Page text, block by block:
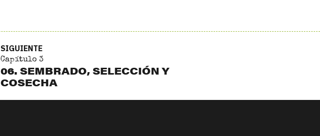
SIGUIENTE
Capítulo 3
06. SEMBRADO, SELECCIÓN Y
COSECHA